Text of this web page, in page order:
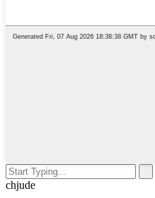
chjude